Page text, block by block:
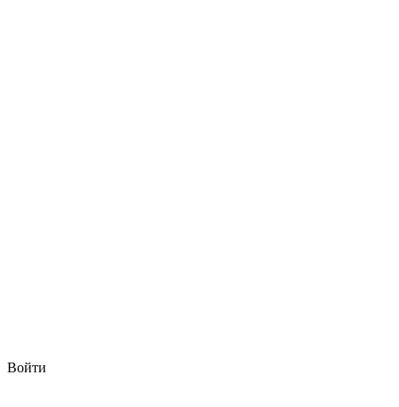
Войти